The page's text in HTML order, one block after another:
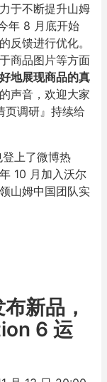
于不断提升山姆
年 8 月底开始
反馈进行优化。
商品图片等方面
地展现商品的真
声音，欢迎大家
调研』持续给
上了微博热
10 月加入沃尔
山姆中国团队实
新品，
6 运